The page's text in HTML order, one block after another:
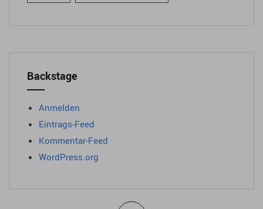
Backstage
Anmelden
Eintrags-Feed
Kommentar-Feed
WordPress.org